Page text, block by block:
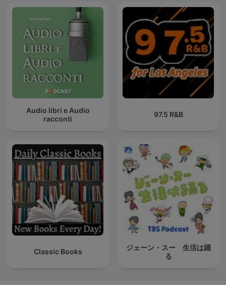
Audio libri e Audio
racconti
97.5 R&B
Classic Books
ジェーン・スー 生活は踊
る